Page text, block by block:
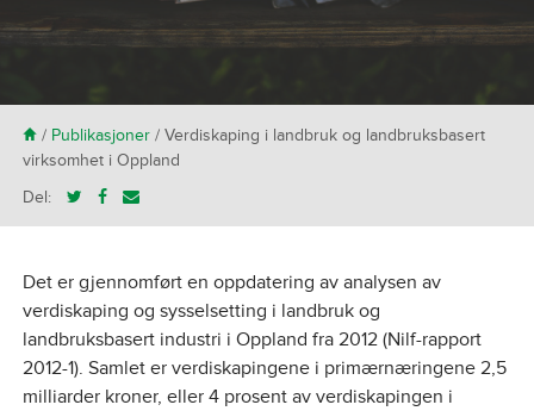
H/ Publikasjoner/ Verdiskaping i landbruk og landbruksbasert
virksomhet i Oppland
Del:
Det er gjennomført en oppdatering av analysen av
verdiskaping og sysselsetting i landbruk og
landbruksbasert industri i Oppland fra 2012 (Nilf-rapport
2012-1). Samlet er verdiskapingene i primærnæringene 2,5
milliarder kroner, eller 4 prosent av verdiskapingen i